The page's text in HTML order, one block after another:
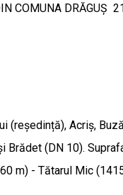
COMUNA
(reședință), Acriș,
(DN 10).
m) - Tătarul Mic